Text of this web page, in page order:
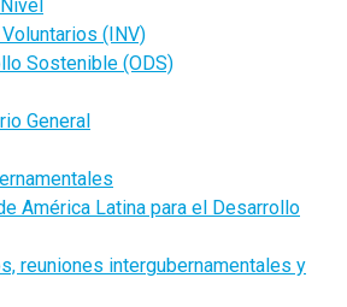
(INV)
Sostenible (ODS)
General
América Latina para el Desarrollo
reuniones intergubernamentales y